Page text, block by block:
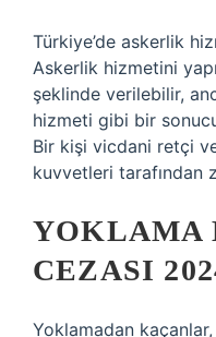
Türkiye’de askerlik
Askerlik hizmetini
şeklinde verilebilir,
hizmeti gibi bir
Bir kişi vicdani retçi
kuvvetleri tarafından
YOKLAMA
CEZASI
Yoklamadan